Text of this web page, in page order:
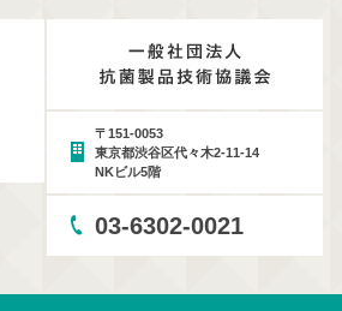
〒151-0053
東京都渋谷区代々木2-11-14
NKビル5階
03-6302-0021